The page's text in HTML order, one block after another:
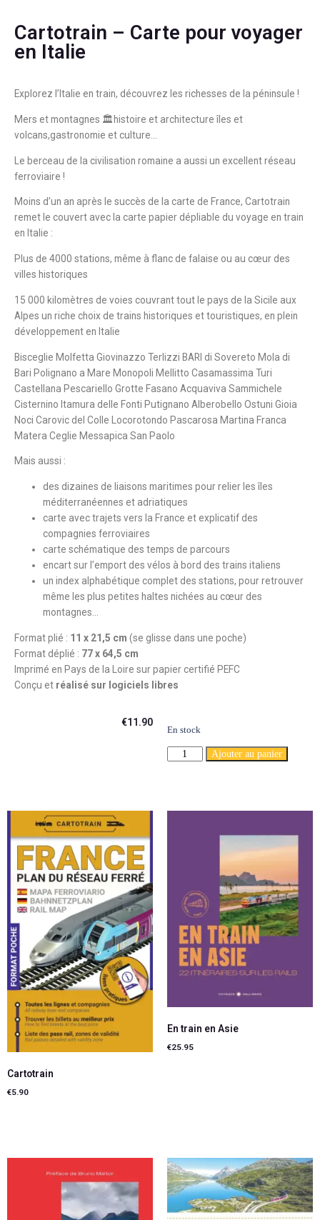
Cartotrain – Carte pour voyager
en Italie
Explorez l’Italie en train, découvrez les richesses de la péninsule !
Mers et montagnes 🏛️histoire et architecture îles et
volcans,gastronomie et culture…
Le berceau de la civilisation romaine a aussi un excellent réseau
ferroviaire !
Moins d’un an après le succès de la carte de France, Cartotrain
remet le couvert avec la carte papier dépliable du voyage en train
en Italie :
Plus de 4000 stations, même à flanc de falaise ou au cœur des
villes historiques
15 000 kilomètres de voies couvrant tout le pays de la Sicile aux
Alpes un riche choix de trains historiques et touristiques, en plein
développement en Italie
Bisceglie Molfetta Giovinazzo Terlizzi BARI di Sovereto Mola di
Bari Polignano a Mare Monopoli Mellitto Casamassima Turi
Castellana Pescariello Grotte Fasano Acquaviva Sammichele
Cisternino Itamura delle Fonti Putignano Alberobello Ostuni Gioia
Noci Carovic del Colle Locorotondo Pascarosa Martina Franca
Matera Ceglie Messapica San Paolo
Mais aussi :
des dizaines de liaisons maritimes pour relier les îles
méditerranéennes et adriatiques
carte avec trajets vers la France et explicatif des
compagnies ferroviaires
carte schématique des temps de parcours
encart sur l’emport des vélos à bord des trains italiens
un index alphabétique complet des stations, pour retrouver
même les plus petites haltes nichées au cœur des
montagnes…
Format plié : 11 x 21,5 cm (se glisse dans une poche)
Format déplié : 77 x 64,5 cm
Imprimé en Pays de la Loire sur papier certifié PEFC
Conçu et réalisé sur logiciels libres
€11.90
En stock
Ajouter au panier
Cartotrain
€5.90
En train en Asie
€25.95